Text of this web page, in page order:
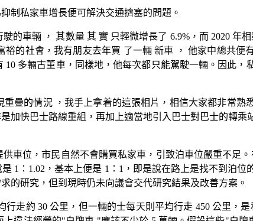
制私家車增長便可解決交通擠塞的問題。
車輛 ， 其數量 其 實 只輕微增長了 6.9%，而 2020 年
的社會，我有朋友去年買 了一輛 新車 ， 他家中總共便
多輛古董車，同樣地，他每次都只能駕駛一輛。因此，
疊的情況 ，我手上拿着的這張相片，相信大家都非常熟
快巴士路線重組，再加上適當地引入巴士對巴士的轉乘
車位，市民自然不會購買私家車，引致泊車位嚴重不足
1：1.02，基本上便是 1：1，即是說在路上是找不到泊
的研究，但到現時仍未向議會交代研究結果及改善方案。
走約 30 公里，但一輛的士每天則平均行走 450 公里，